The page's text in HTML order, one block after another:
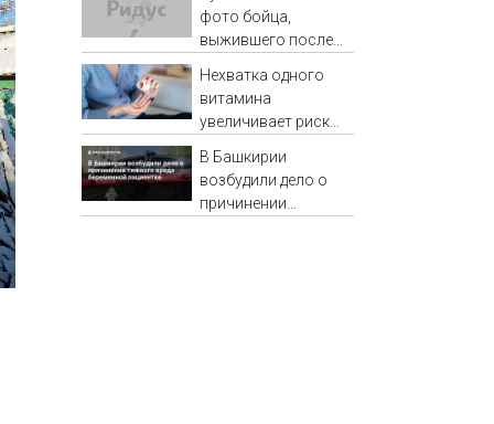
фото бойца,
выжившего после
Нехватка одного
витамина
увеличивает риск
В Башкирии
возбудили дело о
причинении